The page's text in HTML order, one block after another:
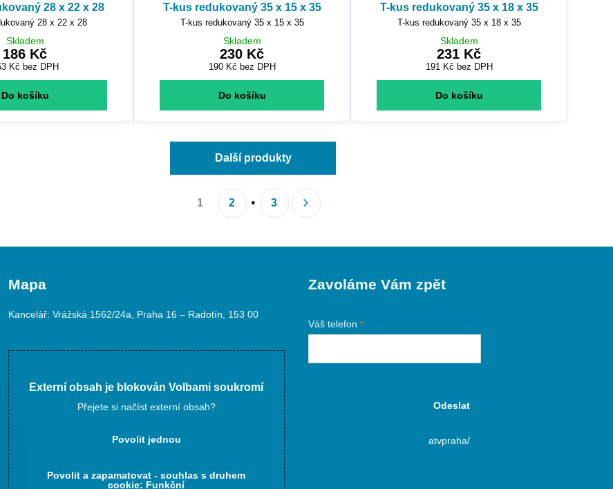
28 x 22 x 28
28 x 22 x 28
Skladem
186 Kč
Kč bez DPH
Do košíku
T-kus redukovaný 35 x 15 x 35
T-kus redukovaný 35 x 15 x 35
Skladem
230 Kč
190 Kč bez DPH
Do košíku
T-kus redukovaný 35 x 18 x 35
T-kus redukovaný 35 x 18 x 35
Skladem
231 Kč
191 Kč bez DPH
Do košíku
Další produkty
1 2 3
Mapa
Kancelář: Vrážská 1562/24a, Praha 16 – Radotín, 153 00
Externí obsah je blokován Volbami soukromí
Přejete si načíst externí obsah?
Povolit jednou
Povolit a zapamatovat - souhlas s druhem
cookie: Funkční
Zavoláme Vám zpět
Váš telefon*
Odeslat
atvpraha/